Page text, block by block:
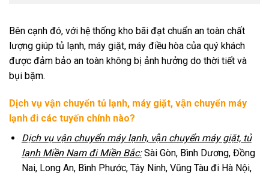
Bên cạnh đó, với hệ thống kho bãi đạt chuẩn an toàn chất
lượng giúp tủ lạnh, máy giặt, máy điều hòa của quý khách
được đảm bảo an toàn không bị ảnh hưởng do thời tiết và
bụi bặm.
Dịch vụ vận chuyển tủ lạnh, máy giặt, vận chuyển máy
lạnh đi các tuyến chính nào?
Dịch vụ vận chuyển máy lạnh, vận chuyển máy giặt, tủ
lạnh Miền Nam đi Miền Bắc:Sài Gòn, Bình Dương, Đồng
Nai, Long An, Bình Phước, Tây Ninh, Vũng Tàu đi Hà Nội,